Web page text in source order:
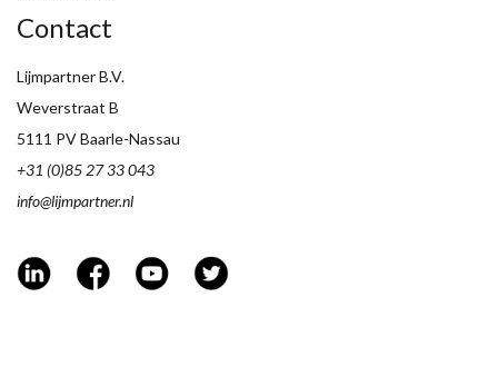
Contact
Lijmpartner B.V.
Weverstraat B
5111 PV Baarle-Nassau
+31 (0)85 27 33 043
info@lijmpartner.nl